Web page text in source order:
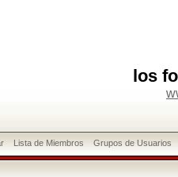
los
Lista de Miembros Grupos de Usuarios